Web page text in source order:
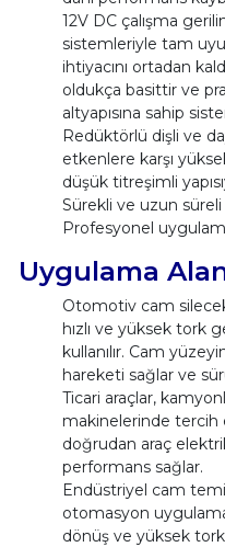
12V DC çalışma
sistemleriyle tam
ihtiyacını ortadan
oldukça basittir ve
altyapısına sahip
Redüktörlü dişli ve
etkenlere karşı
düşük titreşimli
Sürekli ve uzun
Profesyonel
Uygulama
Otomotiv cam
hızlı ve yüksek tork
kullanılır. Cam
hareketi sağlar ve
Ticari araçlar,
makinelerinde tercih
doğrudan araç
performans sağlar.
Endüstriyel cam
otomasyon
dönüş ve yüksek